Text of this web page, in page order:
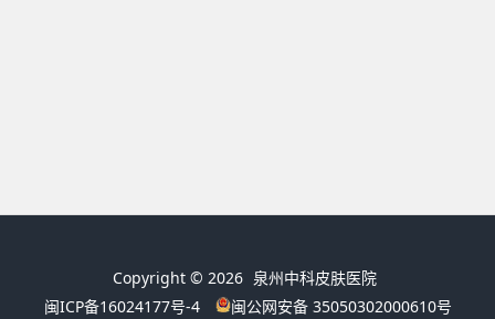
Copyright © 2026 泉州中科皮肤医院
闽ICP备16024177号-4
闽公网安备 35050302000610号